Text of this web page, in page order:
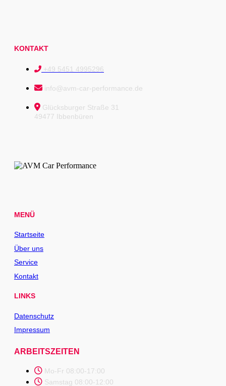
KONTAKT
+49 5451 4995296
info@avm-car-performance.de
Glücksburger Straße 31
49477 Ibbenbüren
MENÜ
Startseite
Über uns
Service
Kontakt
LINKS
Datenschutz
Impressum
ARBEITSZEITEN
Mo-Fr 08:00-17:00
Samstag 08:00-12:00